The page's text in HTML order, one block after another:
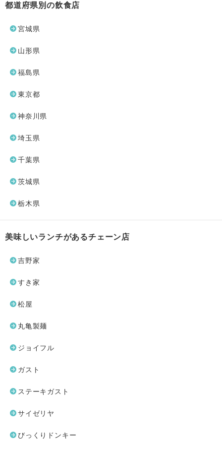
都道府県別の飲食店
宮城県
山形県
福島県
東京都
神奈川県
埼玉県
千葉県
茨城県
栃木県
美味しいランチがあるチェーン店
吉野家
すき家
松屋
丸亀製麺
ジョイフル
ガスト
ステーキガスト
サイゼリヤ
びっくりドンキー